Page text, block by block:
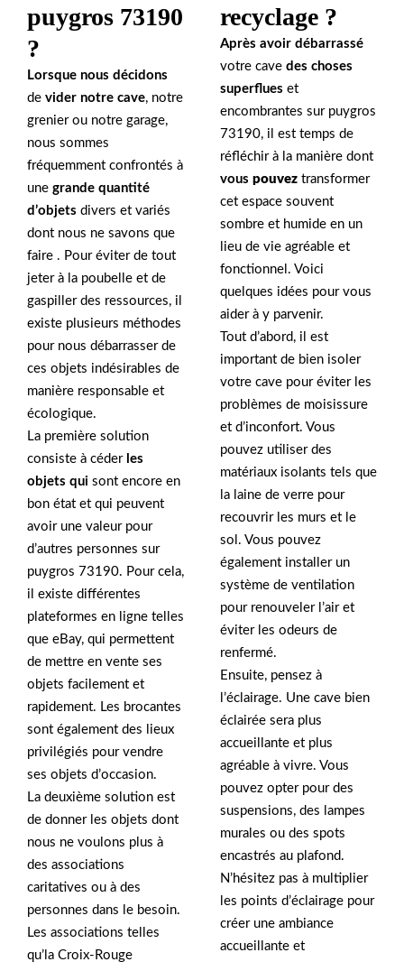
puygros 73190
?
Lorsque nous décidons
de vider notre cave, notre
grenier ou notre garage,
nous sommes
fréquemment confrontés à
une grande quantité
d’objets divers et variés
dont nous ne savons que
faire . Pour éviter de tout
jeter à la poubelle et de
gaspiller des ressources, il
existe plusieurs méthodes
pour nous débarrasser de
ces objets indésirables de
manière responsable et
écologique.
La première solution
consiste à céder les
objets qui sont encore en
bon état et qui peuvent
avoir une valeur pour
d’autres personnes sur
puygros 73190. Pour cela,
il existe différentes
plateformes en ligne telles
que eBay, qui permettent
de mettre en vente ses
objets facilement et
rapidement. Les brocantes
sont également des lieux
privilégiés pour vendre
ses objets d’occasion.
La deuxième solution est
de donner les objets dont
nous ne voulons plus à
des associations
caritatives ou à des
personnes dans le besoin.
Les associations telles
qu’la Croix-Rouge
recyclage ?
Après avoir débarrassé
votre cave des choses
superflues et
encombrantes sur puygros
73190, il est temps de
réfléchir à la manière dont
vous pouvez transformer
cet espace souvent
sombre et humide en un
lieu de vie agréable et
fonctionnel. Voici
quelques idées pour vous
aider à y parvenir.
Tout d’abord, il est
important de bien isoler
votre cave pour éviter les
problèmes de moisissure
et d’inconfort. Vous
pouvez utiliser des
matériaux isolants tels que
la laine de verre pour
recouvrir les murs et le
sol. Vous pouvez
également installer un
système de ventilation
pour renouveler l’air et
éviter les odeurs de
renfermé.
Ensuite, pensez à
l’éclairage. Une cave bien
éclairée sera plus
accueillante et plus
agréable à vivre. Vous
pouvez opter pour des
suspensions, des lampes
murales ou des spots
encastrés au plafond.
N’hésitez pas à multiplier
les points d’éclairage pour
créer une ambiance
accueillante et